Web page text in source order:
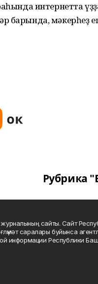
интернетта
барында, мәкерһеҙ
Рубрика
сайты. Сайт
саралары буйынса
информации Республики